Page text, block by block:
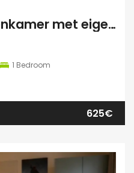
Gezellige studentenkamer met eigen badkamer in Mechelen
1 Bedroom
625€